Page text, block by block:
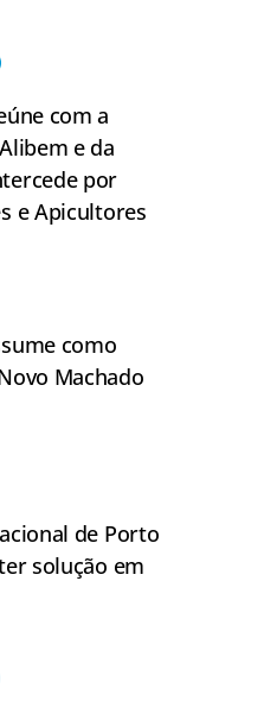
com a
e da
por
e Apicultores
como
Machado
de Porto
solução em